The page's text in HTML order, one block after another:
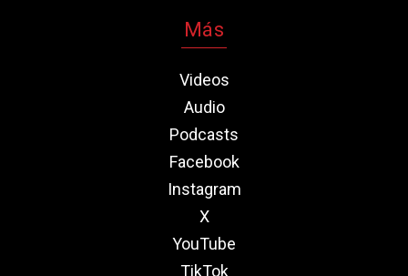
Más
Videos
Audio
Podcasts
Facebook
Instagram
X
YouTube
TikTok